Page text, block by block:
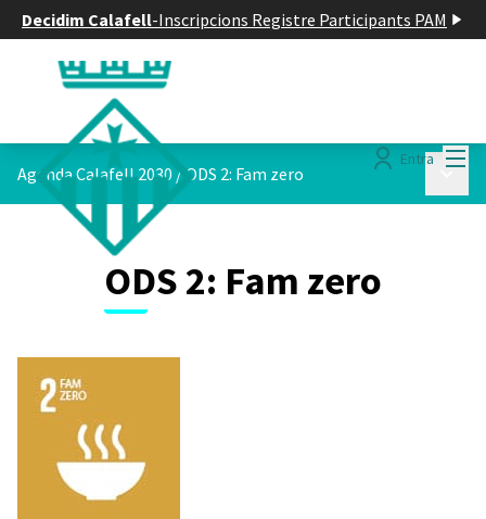
Decidim Calafell-Inscripcions Registre Participants PAM
Entra
Agenda Calafell 2030 / ODS 2: Fam zero
ODS 2: Fam zero